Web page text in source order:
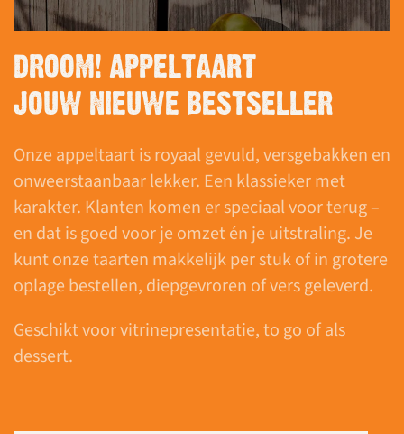
DROOM! APPELTAART
JOUW NIEUWE BESTSELLER
Onze appeltaart is royaal gevuld, versgebakken en
onweerstaanbaar lekker. Een klassieker met
karakter. Klanten komen er speciaal voor terug –
en dat is goed voor je omzet én je uitstraling. Je
kunt onze taarten makkelijk per stuk of in grotere
oplage bestellen, diepgevroren of vers geleverd.
Geschikt voor vitrinepresentatie, to go of als
dessert.